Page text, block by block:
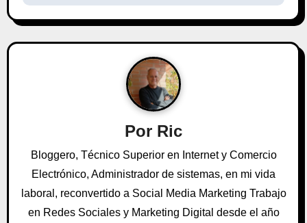
g
a
n
d
e
Por Ric
Bloggero, Técnico Superior en Internet y Comercio
Electrónico, Administrador de sistemas, en mi vida
laboral, reconvertido a Social Media Marketing Trabajo
en Redes Sociales y Marketing Digital desde el año